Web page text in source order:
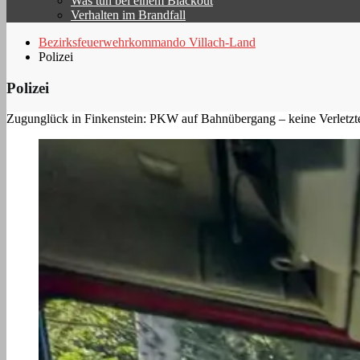
Verhalten im Brandfall
Bezirksfeuerwehrkommando Villach-Land
Polizei
Polizei
Zugunglück in Finkenstein: PKW auf Bahnübergang – keine